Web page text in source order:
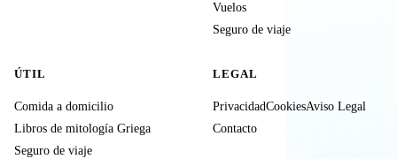
Vuelos
Seguro de viaje
ÚTIL
Comida a domicilio
Libros de mitología Griega
Seguro de viaje
LEGAL
PrivacidadCookiesAviso Legal
Contacto